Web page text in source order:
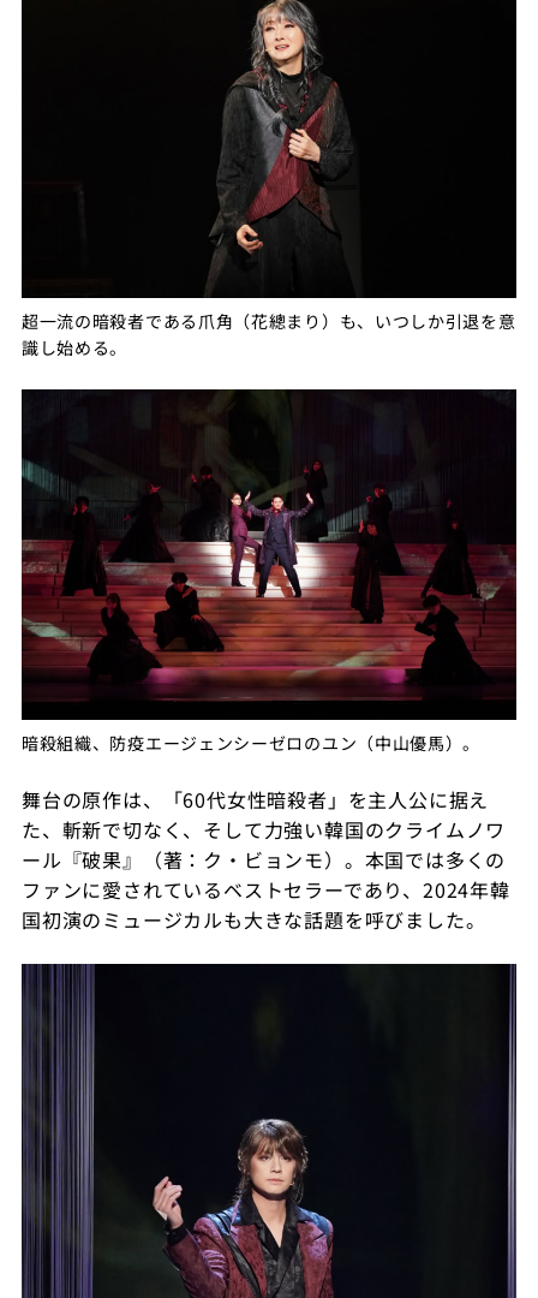
超一流の暗殺者である爪角（花總まり）も、いつしか引退を意
識し始める。
暗殺組織、防疫エージェンシーゼロのユン（中山優馬）。
舞台の原作は、「60代女性暗殺者」を主人公に据え
た、斬新で切なく、そして力強い韓国のクライムノワ
ール『破果』（著：ク・ビョンモ）。本国では多くの
ファンに愛されているベストセラーであり、2024年韓
国初演のミュージカルも大きな話題を呼びました。